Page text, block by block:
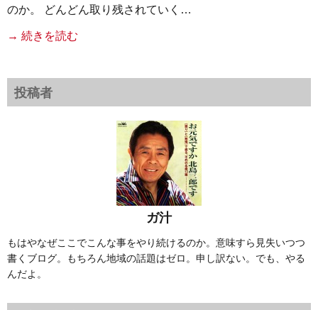
のか。 どんどん取り残されていく…
→ 続きを読む
投稿者
ガ汁
もはやなぜここでこんな事をやり続けるのか。意味すら見失いつつ
書くブログ。もちろん地域の話題はゼロ。申し訳ない。でも、やる
んだよ。